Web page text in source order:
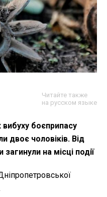
Читайте также
на русском языке
вибуху боєприпасу
двоє чоловіків. Від
на місці події